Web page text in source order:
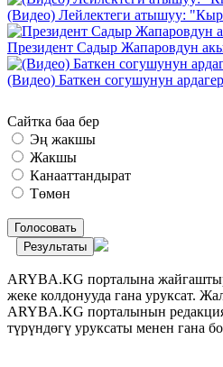
(Видео) Лейлектеги атышуу:
Президент Садыр Жапаровдун
(Видео) Баткен согушунун
Сайтка баа бер
Эң жакшы
Жакшы
Канааттандырат
Төмөн
Голосовать
Результаты
ARYBA.KG порталына
жеке колдонууда гана уруксат.
ARYBA.KG порталынын
түрүндөгү уруксаты менен гана